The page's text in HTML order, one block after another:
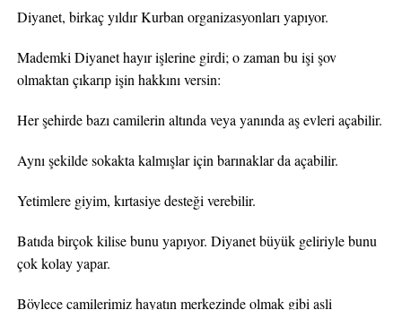
Diyanet, birkaç yıldır Kurban organizasyonları yapıyor.
Mademki Diyanet hayır işlerine girdi; o zaman bu işi şov
olmaktan çıkarıp işin hakkını versin:
Her şehirde bazı camilerin altında veya yanında aş evleri açabilir.
Aynı şekilde sokakta kalmışlar için barınaklar da açabilir.
Yetimlere giyim, kırtasiye desteği verebilir.
Batıda birçok kilise bunu yapıyor. Diyanet büyük geliriyle bunu
çok kolay yapar.
Böylece camilerimiz hayatın merkezinde olmak gibi asli